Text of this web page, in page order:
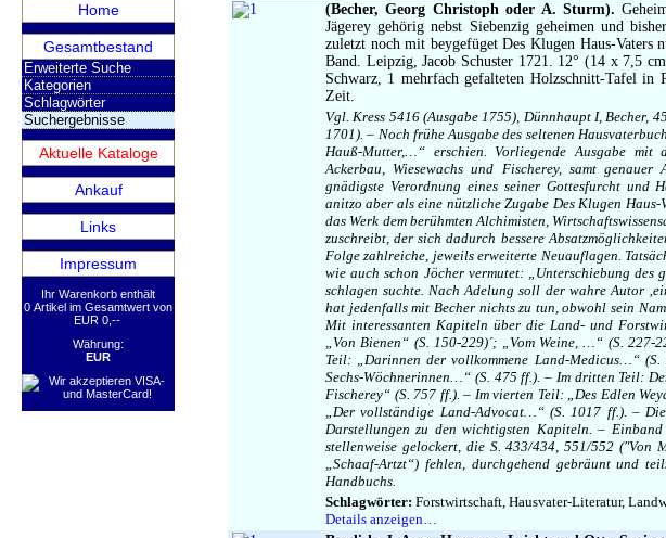
Home
Gesamtbestand
Erweiterte Suche
Kategorien
Schlagwörter
Suchergebnisse
Aktuelle Kataloge
Ankauf
Links
Impressum
Ihr Warenkorb enthält
0 Artikel im Gesamtwert von
EUR 0,--
Währung:
EUR
(Becher, Georg Christoph oder A. Sturm).
Jägerey gehörig nebst Siebenzig geheimen und
zuletzt noch mit beygefüget Des Klugen Haus-
Band. Leipzig, Jacob Schuster 1721. 12° (14 x 7,5
Schwarz, 1 mehrfach gefalteten Holzschnitt-Tafel
Zeit.
Vgl. Kress 5416 (Ausgabe 1755), Dünnhaupt I, Becher,
1701). – Noch frühe Ausgabe des seltenen
Hauß-Mutter,…“ erschien. Vorliegende Ausgabe
Ackerbau, Wiesewachs und Fischerey, samt
gnädigste Verordnung eines seiner Gottesfurcht und
anitzo aber als eine nützliche Zugabe Des Klugen
das Werk dem berühmten Alchimisten,
zuschreibt, der sich dadurch bessere
Folge zahlreiche, jeweils erweiterte Neuauflagen.
wie auch schon Jöcher vermutet: „Unterschiebung des
schlagen suchte. Nach Adelung soll der wahre Autor
hat jedenfalls mit Becher nichts zu tun, obwohl sein
Mit interessanten Kapiteln über die Land- und
„Von Bienen“ (S. 150-229)´; „Vom Weine, …“ (S.
Teil: „Darinnen der vollkommene Land-Medicus…“
Sechs-Wöchnerinnen…“ (S. 475 ff.). – Im dritten Teil:
Fischerey“ (S. 757 ff.). – Im vierten Teil: „Des Edlen
„Der vollständige Land-Advocat…“ (S. 1017 ff.). –
Darstellungen zu den wichtigsten Kapiteln. –
stellenweise gelockert, die S. 433/434, 551/552 (″Von
„Schaaf-Artzt“) fehlen, durchgehend gebräunt und
Handbuchs.
Schlagwörter: Forstwirtschaft, Hausvater-Literatur,
Details anzeigen…